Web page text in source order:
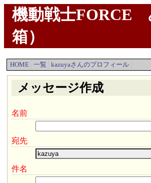
機動戦士FORCE
箱）
HOME 一覧 kazuyaさんのプロフィール
メッセージ作成
名前
宛先
件名